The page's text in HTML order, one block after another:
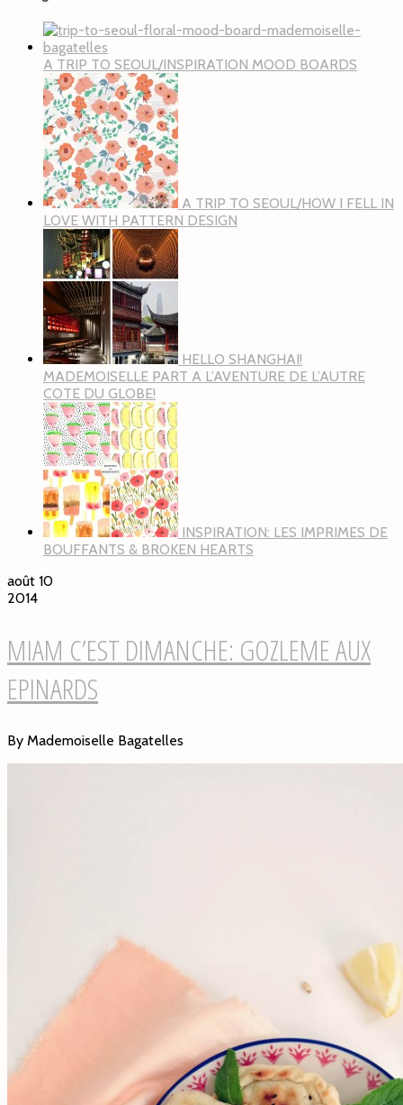
A TRIP TO SEOUL/INSPIRATION MOOD BOARDS
A TRIP TO SEOUL/HOW I FELL IN
LOVE WITH PATTERN DESIGN
HELLO SHANGHAI!
MADEMOISELLE PART A L’AVENTURE DE L’AUTRE
COTE DU GLOBE!
INSPIRATION: LES IMPRIMES DE
BOUFFANTS & BROKEN HEARTS
août 10
2014
MIAM C’EST DIMANCHE: GOZLEME AUX
EPINARDS
By Mademoiselle Bagatelles